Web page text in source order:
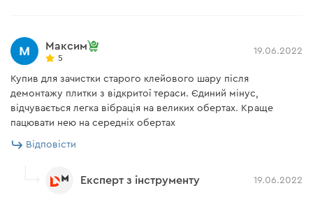
Максим
5
19.06.2022
Купив для зачистки старого клейового шару після
демонтажу плитки з відкритої тераси. Єдиний мінус,
відчувається легка вібрація на великих обертах. Краще
пацювати нею на середніх обертах
Відповісти
Експерт з інструменту 19.06.2022